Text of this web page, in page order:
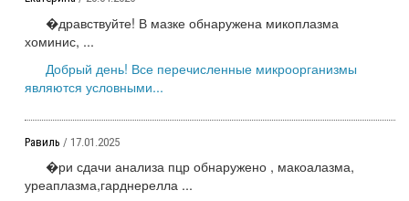
�дравствуйте! В мазке обнаружена микоплазма
хоминис, ...
Добрый день! Все перечисленные микроорганизмы
являются условными...
Равиль / 17.01.2025
�ри сдачи анализа пцр обнаружено , макоалазма,
уреаплазма,гарднерелла ...